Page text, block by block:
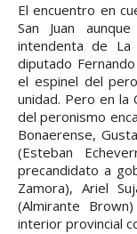
El encuentro en
San Juan
intendenta de La
diputado
el espinel del
unidad. Pero en la
del peronismo
Bonaerense,
(Esteban
precandidato a
Zamora), Ariel
(Almirante
interior provincial